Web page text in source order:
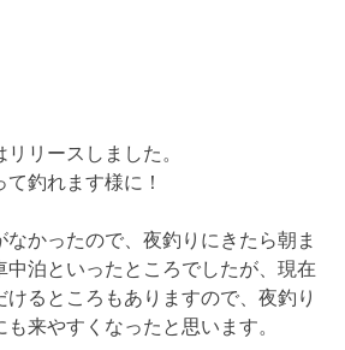
リースしました。
釣れます様に！
かったので、夜釣りにきたら朝ま
中泊といったところでしたが、現在
るところもありますので、夜釣り
来やすくなったと思います。